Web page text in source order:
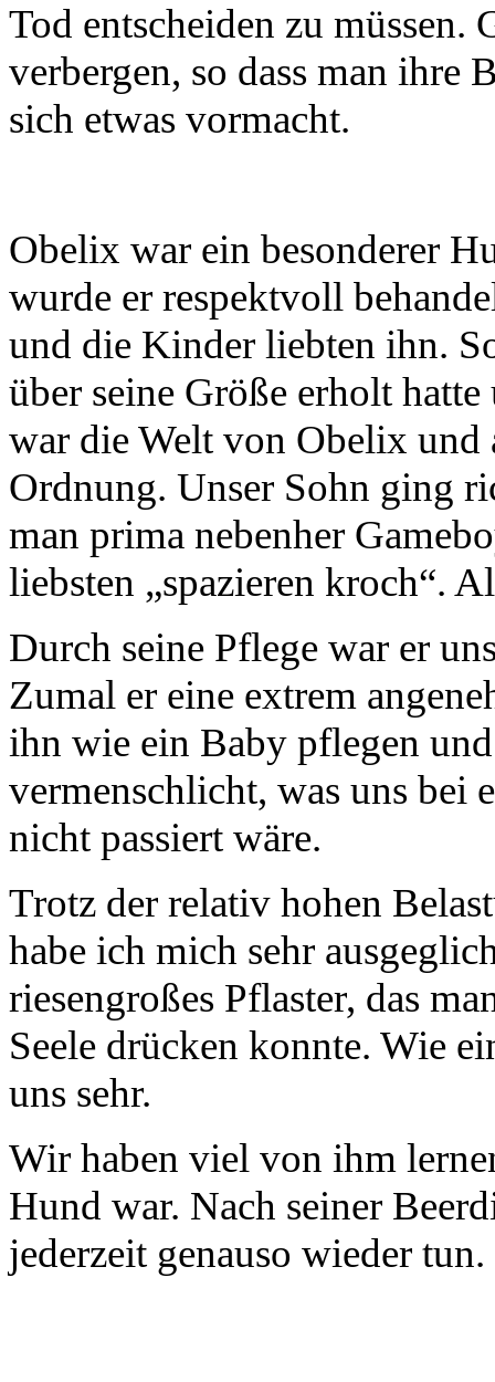
Tod entscheiden zu müssen.
verbergen, so dass man ihre
sich etwas vormacht.
Obelix war ein besonderer
wurde er respektvoll
und die Kinder liebten ihn.
über seine Größe erholt
war die Welt von Obelix und
Ordnung. Unser Sohn ging
man prima nebenher
liebsten „spazieren kroch“.
Durch seine Pflege war er
Zumal er eine extrem
ihn wie ein Baby pflegen
vermenschlicht, was uns bei
nicht passiert wäre.
Trotz der relativ hohen
habe ich mich sehr
riesengroßes Pflaster, das
Seele drücken konnte. Wie
uns sehr.
Wir haben viel von ihm
Hund war. Nach seiner
jederzeit genauso wieder